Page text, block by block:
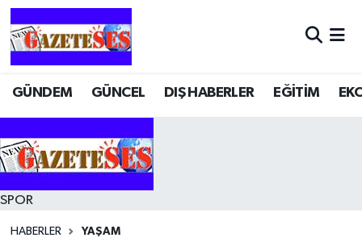
GÜNDEM GÜNCEL DIŞ HABERLER EĞİTİM
SPOR
HABERLER YAŞAM